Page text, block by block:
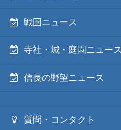
戦国ニュース
寺社・城・庭園ニュース
信長の野望ニュース
質問・コンタクト